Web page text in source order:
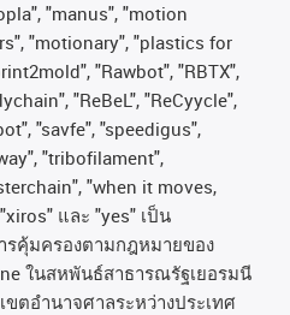
"manus", "motion
"motionary", "plastics for
"Rawbot", "RBTX",
"ReBeL", "ReCyycle",
"savfe", "speedigus",
"tribofilament",
"when it moves,
และ "yes" เป็น
รคุ้มครองตามกฎหมายของ
ในสหพันธ์สาธารณรัฐเยอรมนี
ตอํานาจศาลระหว่างประเทศ